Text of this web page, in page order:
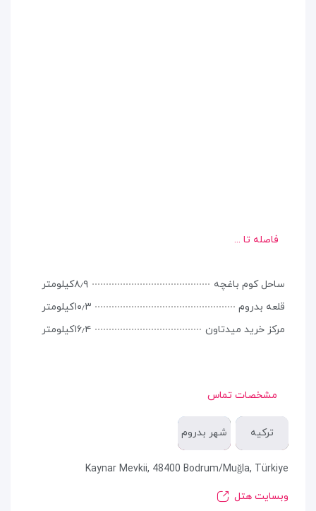
فاصله تا ...
ساحل کوم باغچه
۸٫۹کیلومتر
قلعه بدروم
۱۰٫۳کیلومتر
مرکز خرید میدتاون
۱۶٫۴کیلومتر
مشخصات تماس
ترکیه شهر بدروم
Kaynar Mevkii, 48400 Bodrum/Muğla, Türkiye
وبسایت هتل